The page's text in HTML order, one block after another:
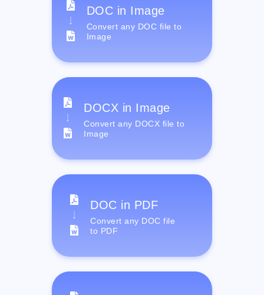
DOC in Image
Convert any DOC file to
Image
DOCX in Image
Convert any DOCX file to
Image
DOC in PDF
Convert any DOC file
to PDF